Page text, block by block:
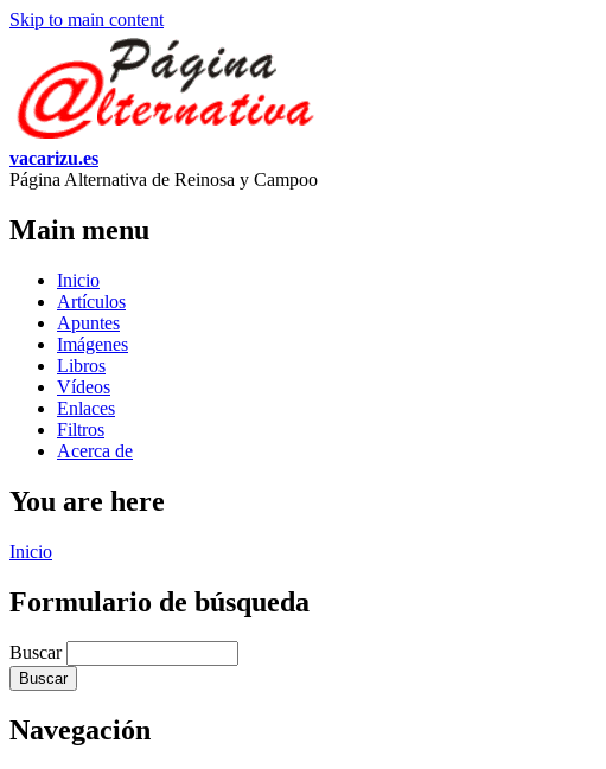
Skip to main content
vacarizu.es
Página Alternativa de Reinosa y Campoo
Main menu
Inicio
Artículos
Apuntes
Imágenes
Libros
Vídeos
Enlaces
Filtros
Acerca de
You are here
Inicio
Formulario de búsqueda
Buscar
Navegación